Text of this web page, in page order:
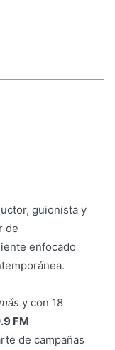
guionista y
de
enfocado
y con 18
FM
de campañas